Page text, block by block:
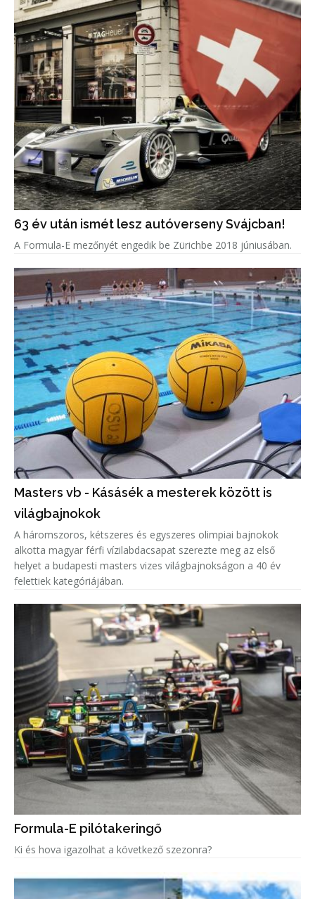
63 év után ismét lesz autóverseny Svájcban!
A Formula-E mezőnyét engedik be Zürichbe 2018 júniusában.
Masters vb - Kásásék a mesterek között is
világbajnokok
A háromszoros, kétszeres és egyszeres olimpiai bajnokok
alkotta magyar férfi vízilabdacsapat szerezte meg az első
helyet a budapesti masters vizes világbajnokságon a 40 év
felettiek kategóriájában.
Formula-E pilótakeringő
Ki és hova igazolhat a következő szezonra?